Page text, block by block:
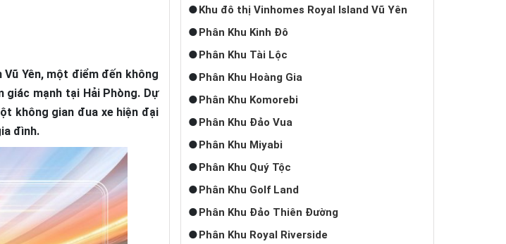
Yên, một điểm đến không
mạnh tại Hải Phòng. Dự
không gian đua xe hiện đại
đình.
Khu đô thị Vinhomes Royal Island Vũ Yên
Phân Khu Kinh Đô
Phân Khu Tài Lộc
Phân Khu Hoàng Gia
Phân Khu Komorebi
Phân Khu Đảo Vua
Phân Khu Miyabi
Phân Khu Quý Tộc
Phân Khu Golf Land
Phân Khu Đảo Thiên Đường
Phân Khu Royal Riverside